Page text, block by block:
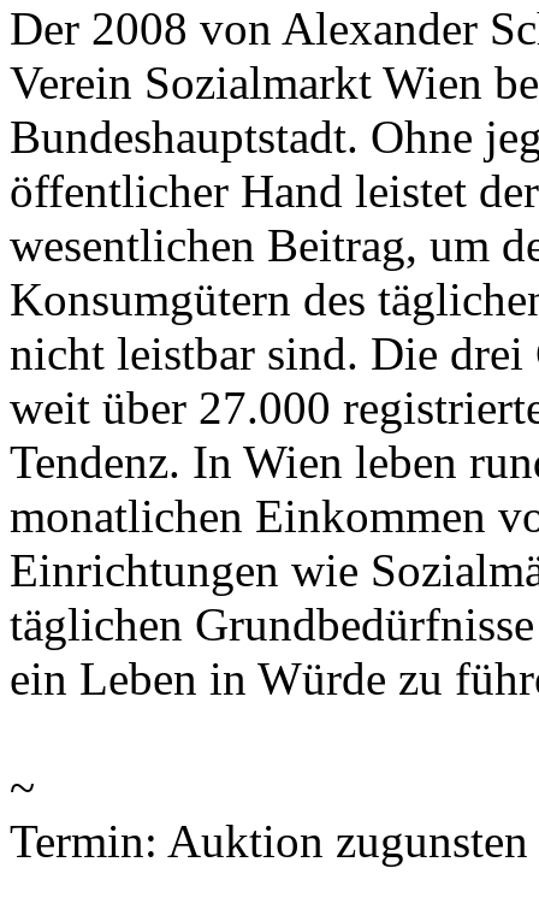
Der 2008 von Alexander
Verein Sozialmarkt Wien
Bundeshauptstadt. Ohne
öffentlicher Hand leistet
wesentlichen Beitrag, um
Konsumgütern des
nicht leistbar sind. Die drei
weit über 27.000
Tendenz. In Wien leben
monatlichen Einkommen
Einrichtungen wie
täglichen
ein Leben in Würde zu
~
Termin: Auktion